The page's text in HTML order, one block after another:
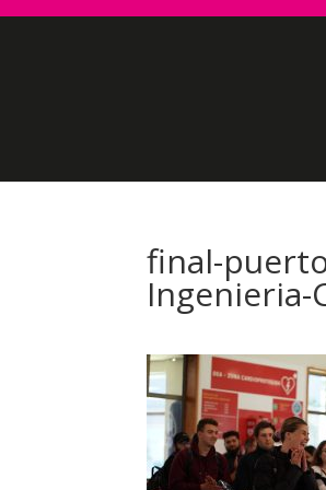
final-
Ingenieria-